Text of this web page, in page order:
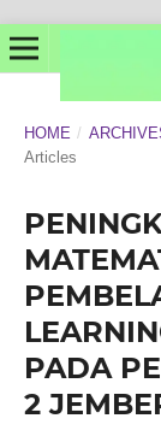
HOME /
Articles
PADA
2